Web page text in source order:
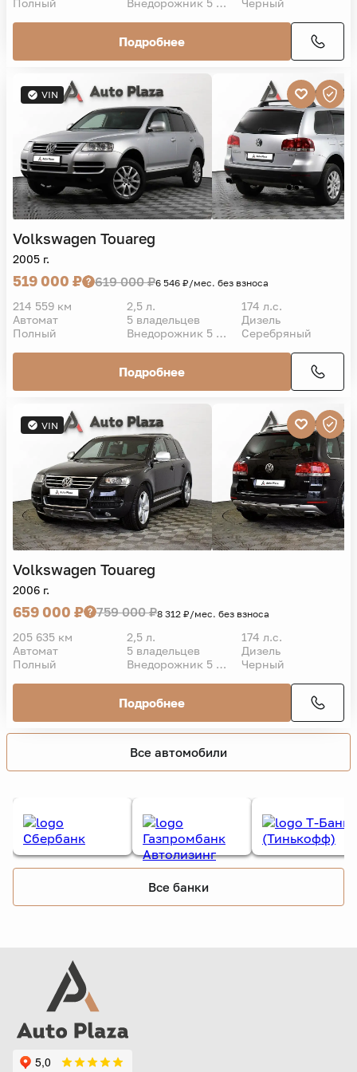
Подробнее
VIN
Volkswagen Touareg
2005 г.
519 000 ₽ 619 000 ₽6 546 ₽/мес. без взноса
214 559 км 2,5 л.
174 л.с.
Автомат
5 владельцев
Дизель
Полный
Внедорожник 5 дв. Серебряный
Подробнее
VIN
Volkswagen Touareg
2006 г.
659 000 ₽ 759 000 ₽8 312 ₽/мес. без взноса
205 635 км 2,5 л.
174 л.с.
Автомат
5 владельцев
Дизель
Полный
Внедорожник 5 дв. Черный
Подробнее
Все автомобили
Все банки